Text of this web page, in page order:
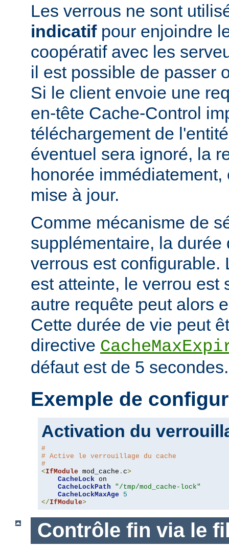
Les verrous ne sont
indicatifpour enjoindre
coopératif avec les
il est possible de passer
Si le client envoie une
en-tête Cache-Control
téléchargement de
éventuel sera ignoré, la
honorée
mise à jour.
Comme mécanisme de
supplémentaire, la
verrous est configurable.
est atteinte, le verrou est
autre requête peut alors
Cette durée de vie peut
directive
défaut est de 5 secondes.
Exemple de
Activation du
#
# Active le verrouillage du cache
#
<IfModule mod_cache . c>
CacheLock on
CacheLockPath
"/tmp/mod_cache-lock"
CacheLockMaxAge
5
</IfModule>
Contrôle fin via le